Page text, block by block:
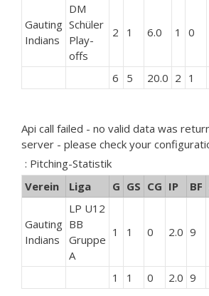
Gauting
Indians
DM
Schüler
Play-
offs
2 1 6.0 1 0
6 5 20.0 2 1
Api call failed - no valid data was
server - please check your
: Pitching-Statistik
Verein
Liga G GS CG IP BF
Gauting
Indians
LP U12
BB
Gruppe
A
1 1 0 2.0 9
1 1 0 2.0 9